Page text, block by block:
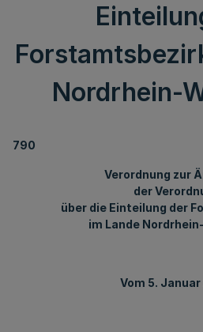
Nordrhein-
790
Verordnung zur
der
über die Einteilung der
im Lande
Vom 5.